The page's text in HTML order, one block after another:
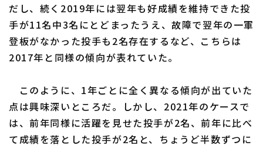
だし、続く2019年には翌年も好成績を維持できた投
手が11名中3名にとどまったうえ、故障で翌年の一軍
登板がなかった投手も2名存在するなど、こちらは
2017年と同様の傾向が表れていた。
このように、1年ごとに全く異なる傾向が出ていた
点は興味深いところだ。しかし、2021年のケースで
は、前年同様に活躍を見せた投手が2名、前年に比べ
て成績を落とした投手が2名と、ちょうど半数ずつに